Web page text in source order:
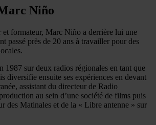
Niño
et formateur, Marc Niño a derrière lui une
passé près de 20 ans à travailler pour des
1987 sur deux radios régionales en tant que
diversifie ensuite ses expériences en devant
assistant du directeur de Radio
au sein d’une société de films puis
des Matinales et de la « Libre antenne » sur